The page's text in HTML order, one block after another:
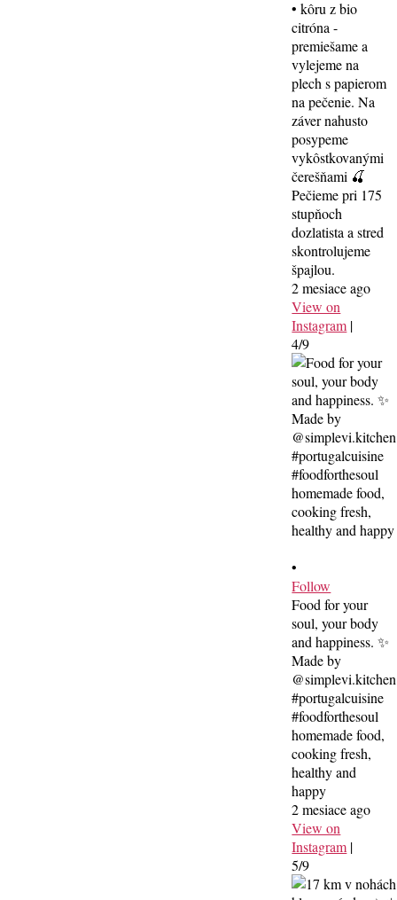
• kôru z bio
citróna -
premiešame a
vylejeme na
plech s papierom
na pečenie. Na
záver nahusto
posypeme
vykôstkovanými
čerešňami 🍒
Pečieme pri 175
stupňoch
dozlatista a stred
skontrolujeme
špajlou.
2 mesiace ago
View on
Instagram |
4/9
•
Follow
Food for your
soul, your body
and happiness. ✨
Made by
@simplevi.kitchen
#portugalcuisine
#foodforthesoul
homemade food,
cooking fresh,
healthy and
happy
2 mesiace ago
View on
Instagram |
5/9